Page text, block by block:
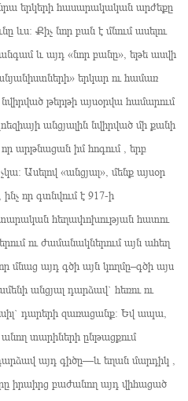
նրա երկերի հասարակական արժեքը
ևս։ Քիչ նոր բան է մնում ասելու
և այդ «նոր բանը», եթե ասվի
երկար ու համառ
թերթի այսօրվա համարում
անցյալին նվիրված մի քանի
որ արթնացան իմ հոգում , երբ
Ասելով «անցյալ», մենք այսօր
որ գտնվում է 917-ի
հեղափոխության հատու
ու ժամանակներում այն ահեղ
մնաց այդ գծի այն կողմը–գծի այս
անցյալ դարձավ` հեռու ու
դարերի զառացանք։ Եվ ապա,
տարիների ընթացքում
այդ գիծը—և եղան մարդիկ ,
իրաիրց բաժանող այդ վիհացած